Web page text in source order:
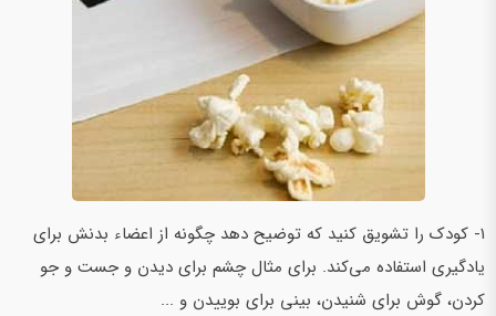
1- کودک را تشویق کنید که توضیح دهد چگونه از اعضاء بدنش برای
یادگیری استفاده می‌کند. برای مثال چشم برای دیدن و جست و جو
کردن، گوش برای شنیدن، بینی برای بوییدن و ...